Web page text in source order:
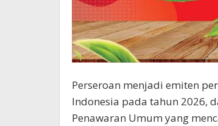
Perseroan menjadi emiten
Indonesia pada tahun 2026,
Penawaran Umum yang